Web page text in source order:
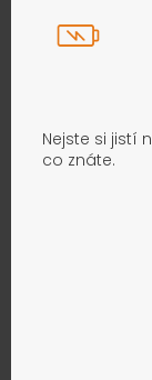
Nejste si jistí
co znáte.